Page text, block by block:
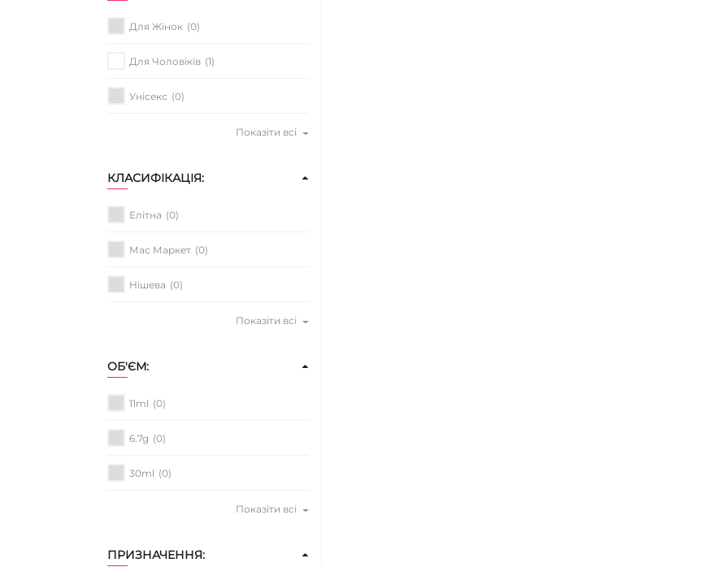
Для Жінок (0)
Для Чоловіків (1)
Унісекс (0)
Показіти всі
КЛАСИФІКАЦІЯ:
Елітна (0)
Мас Маркет (0)
Нішева (0)
Показіти всі
ОБ'ЄМ:
11ml (0)
6.7g (0)
30ml (0)
Показіти всі
ПРИЗНАЧЕННЯ: